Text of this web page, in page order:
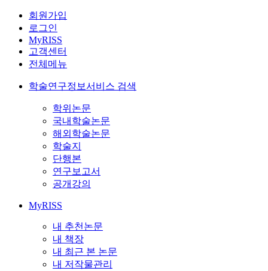
회원가입
로그인
MyRISS
고객센터
전체메뉴
학술연구정보서비스 검색
학위논문
국내학술논문
해외학술논문
학술지
단행본
연구보고서
공개강의
MyRISS
내 추천논문
내 책장
내 최근 본 논문
내 저작물관리